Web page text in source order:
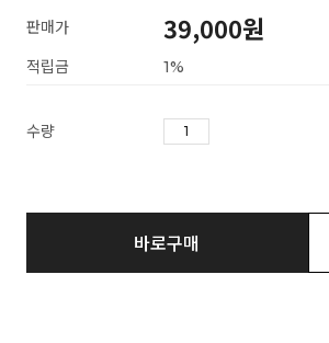
판매가
39,000원
적립금 1%
수량
바로구매